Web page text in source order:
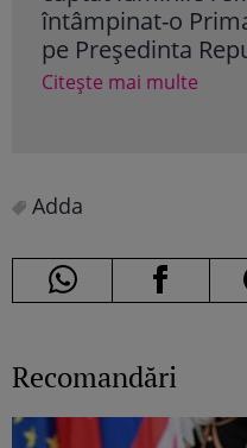
întâmpinat-o
pe Președinta
Citește mai multe
Adda
Recomandări